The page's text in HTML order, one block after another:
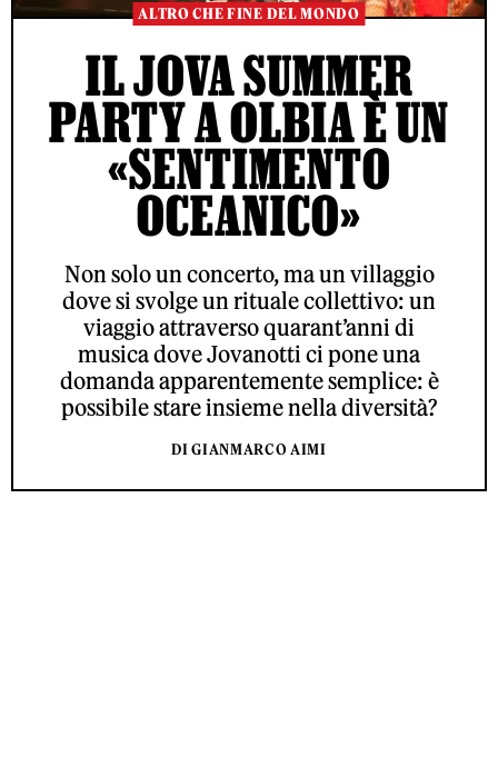
ALTRO CHE FINE DEL MONDO
IL JOVA SUMMER
PARTY A OLBIA È UN
«SENTIMENTO
OCEANICO»
Non solo un concerto, ma un villaggio
dove si svolge un rituale collettivo: un
viaggio attraverso quarant’anni di
musica dove Jovanotti ci pone una
domanda apparentemente semplice: è
possibile stare insieme nella diversità?
DI GIANMARCO AIMI